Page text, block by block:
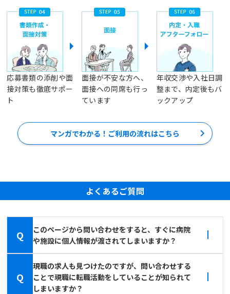
応募書類の添削や面
接対策も徹底サポー
ト
面接が不安な方へ、
面接への同席も行っ
ています
年収交渉や入社日調
整まで、内定後もバ
ックアップ
マンガでわかる！ご利用の流れはこちら
よくあるご質問
Q
このページから問い合わせをすると、すぐに病院
や施設に個人情報が渡されてしまいますか？
Q
現職の求人も見つけたのですが、問い合わせする
ことで現職に転職活動をしていることが知られて
しまいますか？